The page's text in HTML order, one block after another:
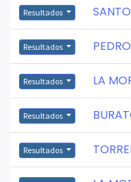
Resultados
Resultados
Resultados LA
Resultados
Resultados